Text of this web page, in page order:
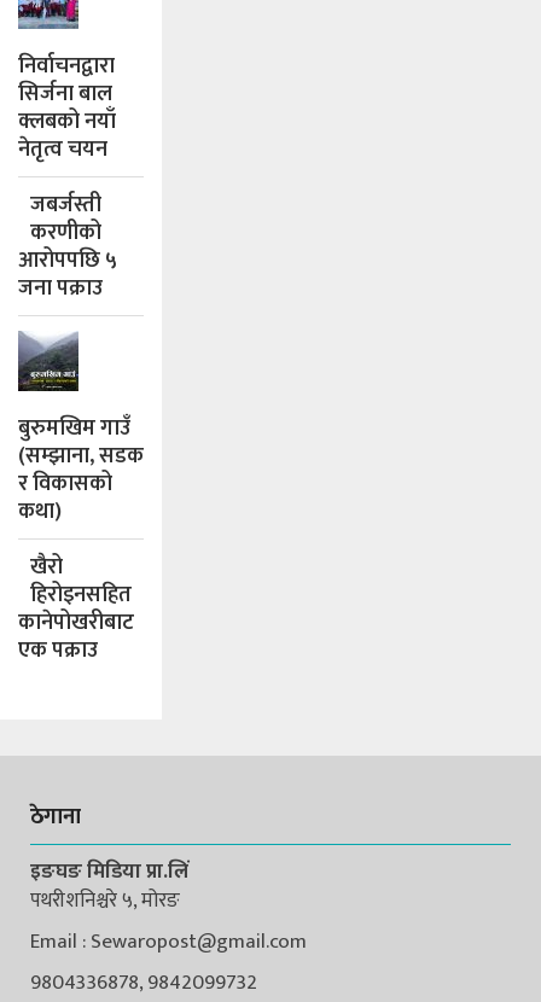
निर्वाचनद्वारा
सिर्जना बाल
क्लबको नयाँ
नेतृत्व चयन
जबर्जस्ती
करणीको
आरोपपछि ५
जना पक्राउ
बुरुमखिम गाउँ
(सम्झाना, सडक
र विकासको
कथा)
खैरो
हिरोइनसहित
कानेपोखरीबाट
एक पक्राउ
ठेगाना
इङघङ मिडिया प्रा.लिं
पथरीशनिश्चरे ५, मोरङ
Email : Sewaropost@gmail.com
9804336878, 9842099732